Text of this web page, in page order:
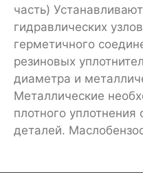
часть)
гидравлических
герметичного
резиновых
диаметра и
Металлические
плотного
деталей.